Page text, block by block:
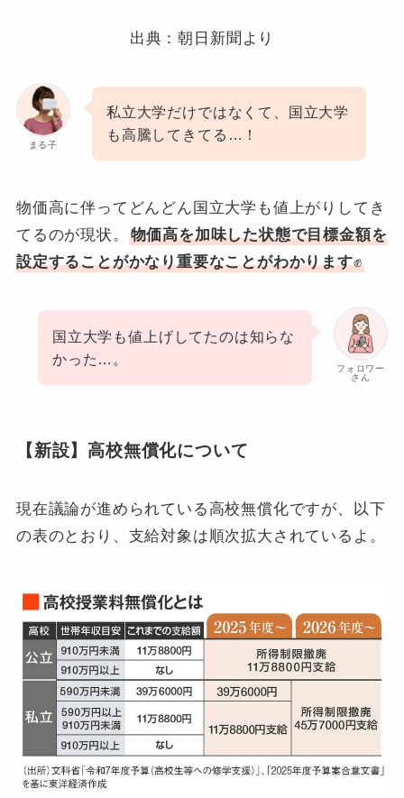
出典：朝日新聞より
まる子
私立大学だけではなくて、国立大学
も高騰してきてる…！
物価高に伴ってどんどん国立大学も値上がりしてき
てるのが現状。
物価高を加味した状態で目標金額を
設定することがかなり重要なことがわかります✊
フォロワー
さん
国立大学も値上げしてたのは知らな
かった…。
【新設】高校無償化について
現在議論が進められている高校無償化ですが、以下
の表のとおり、支給対象は順次拡大されているよ。